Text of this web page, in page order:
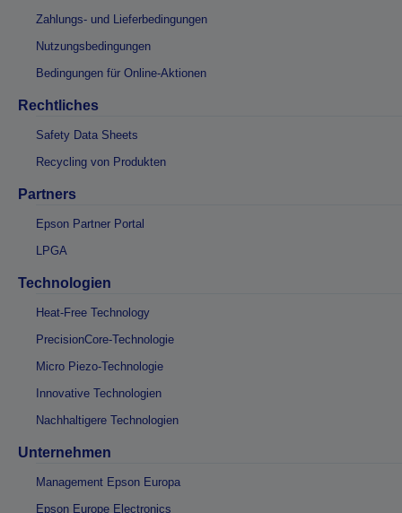
Zahlungs- und Lieferbedingungen
Nutzungsbedingungen
Bedingungen für Online-Aktionen
Rechtliches
Safety Data Sheets
Recycling von Produkten
Partners
Epson Partner Portal
LPGA
Technologien
Heat-Free Technology
PrecisionCore-Technologie
Micro Piezo-Technologie
Innovative Technologien
Nachhaltigere Technologien
Unternehmen
Management Epson Europa
Epson Europe Electronics